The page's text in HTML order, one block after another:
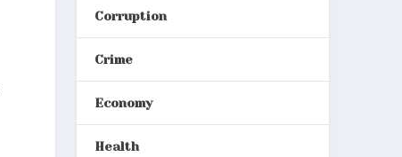
Corruption
Crime
Economy
Health